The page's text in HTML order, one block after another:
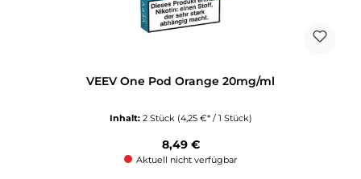
VEEV One Pod Orange 20mg/ml
Inhalt: 2 Stück (4,25 €* / 1 Stück)
Regulärer Preis:
8,49 €
Aktuell nicht verfügbar